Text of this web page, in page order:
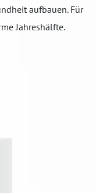
aufbauen. Für
Jahreshälfte.